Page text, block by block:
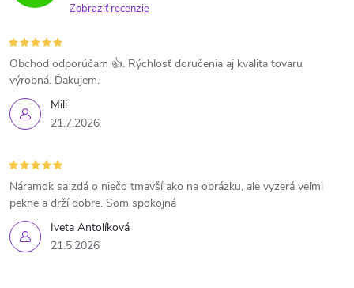
Zobraziť recenzie
Mili
21.7.2026
Obchod odporúčam 👍. Rýchlosť doručenia aj kvalita tovaru
výrobná. Ďakujem.
Iveta Antolíková
21.5.2026
Náramok sa zdá o niečo tmavší ako na obrázku, ale vyzerá veľmi
pekne a drží dobre. Som spokojná